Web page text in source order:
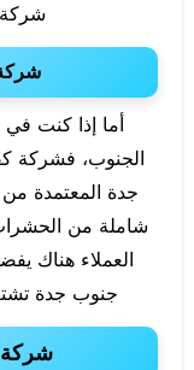
أما إذا كنت في
الجنوب، فشركة
جدة المعتمدة
شاملة من
العملاء هناك
جنوب جدة